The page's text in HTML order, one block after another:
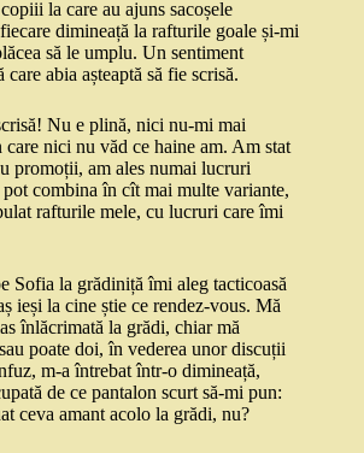
la care au ajuns sacoșele
dimineață la rafturile goale și-mi
să le umplu. Un sentiment
abia așteaptă să fie scrisă.
Nu e plină, nici nu-mi mai
nici nu văd ce haine am. Am stat
promoții, am ales numai lucruri
combina în cît mai multe variante,
rafturile mele, cu lucruri care îmi
Sofia la grădiniță îmi aleg tacticoasă
ieși la cine știe ce rendez-vous. Mă
înlăcrimată la grădi, chiar mă
poate doi, în vederea unor discuții
m-a întrebat într-o dimineață,
de ce pantalon scurt să-mi pun:
ceva amant acolo la grădi, nu?